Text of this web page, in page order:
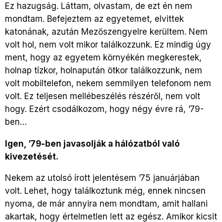
Ez hazugság. Láttam, olvastam, de ezt én nem
mondtam. Befejeztem az egyetemet, elvittek
katonának, azután Mezőszengyelre kerültem. Nem
volt hol, nem volt mikor találkozzunk. Ez mindig úgy
ment, hogy az egyetem környékén megkerestek,
holnap tízkor, holnapután ötkor találkozzunk, nem
volt mobiltelefon, nekem semmilyen telefonom nem
volt. Ez teljesen mellébeszélés részéről, nem volt
hogy. Ezért csodálkozom, hogy négy évre rá, ’79-
ben…
Igen, ’79-ben javasolják a hálózatból való
kivezetését.
Nekem az utolsó írott jelentésem ’75 januárjában
volt. Lehet, hogy találkoztunk még, ennek nincsen
nyoma, de már annyira nem mondtam, amit hallani
akartak, hogy értelmetlen lett az egész. Amikor kicsit